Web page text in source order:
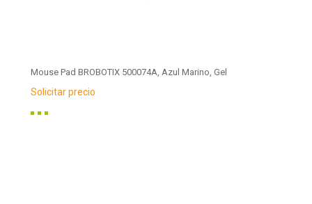
Mouse Pad BROBOTIX 500074A, Azul Marino, Gel
Solicitar precio